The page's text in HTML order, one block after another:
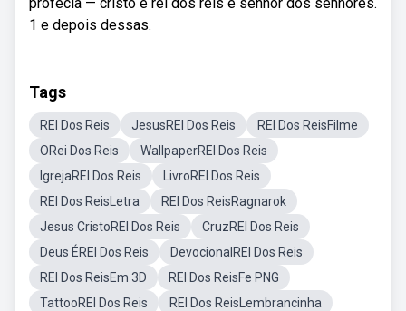
1 e depois dessas.
Tags
REI Dos Reis JesusREI Dos Reis
REI Dos ReisFilme
ORei Dos Reis
WallpaperREI Dos Reis
IgrejaREI Dos Reis
LivroREI Dos Reis
REI Dos ReisLetra
REI Dos ReisRagnarok
Jesus CristoREI Dos Reis
CruzREI Dos Reis
Deus ÉREI Dos Reis
DevocionalREI Dos Reis
REI Dos ReisEm 3D
REI Dos ReisFe PNG
TattooREI Dos Reis
REI Dos ReisLembrancinha